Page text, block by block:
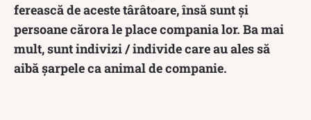
ferească de aceste târâtoare, însă sunt și
persoane cărora le place compania lor. Ba mai
mult, sunt indivizi / individe care au ales să
aibă șarpele ca animal de companie.